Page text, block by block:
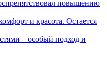
повышению
и красота. Остается
– особый подход и